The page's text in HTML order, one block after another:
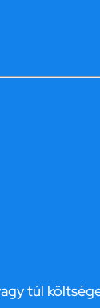
túl